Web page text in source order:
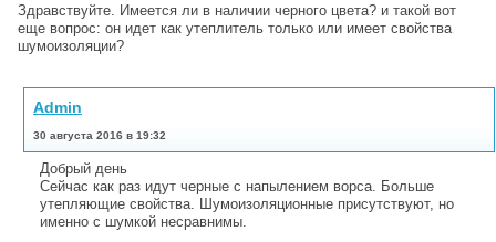
Здравствуйте. Имеется ли в наличии черного цвета? и такой вот
еще вопрос: он идет как утеплитель только или имеет свойства
шумоизоляции?
Admin
30 августа 2016 в 19:32
Добрый день
Сейчас как раз идут черные с напылением ворса. Больше
утепляющие свойства. Шумоизоляционные присутствуют, но
именно с шумкой несравнимы.